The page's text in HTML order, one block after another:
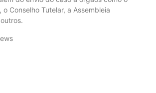
o Conselho Tutelar, a Assembleia